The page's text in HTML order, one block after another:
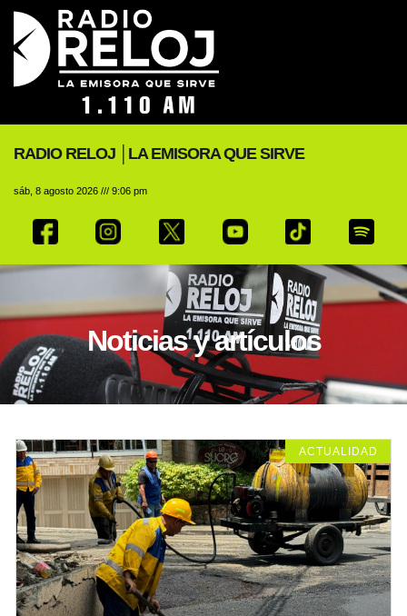
RADIO RELOJ │LA EMISORA QUE SIRVE
sáb, 8 agosto 2026 /// 9:06 pm
Noticias y artículos
ACTUALIDAD